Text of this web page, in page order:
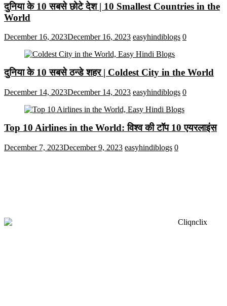
दुनिया के 10 सबसे छोटे देश | 10 Smallest Countries in the
World
December 16, 2023December 16, 2023 easyhindiblogs 0
दुनिया के 10 सबसे ठन्डे शहर | Coldest City in the World
December 14, 2023December 14, 2023 easyhindiblogs 0
Top 10 Airlines in the World: विश्व की टॉप 10 एयरलाइंस
December 7, 2023December 9, 2023 easyhindiblogs 0